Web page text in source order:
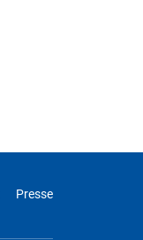
Presse